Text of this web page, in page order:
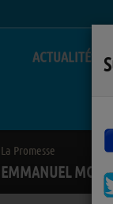
ACTUALITÉS
La Promesse
EMMANUEL